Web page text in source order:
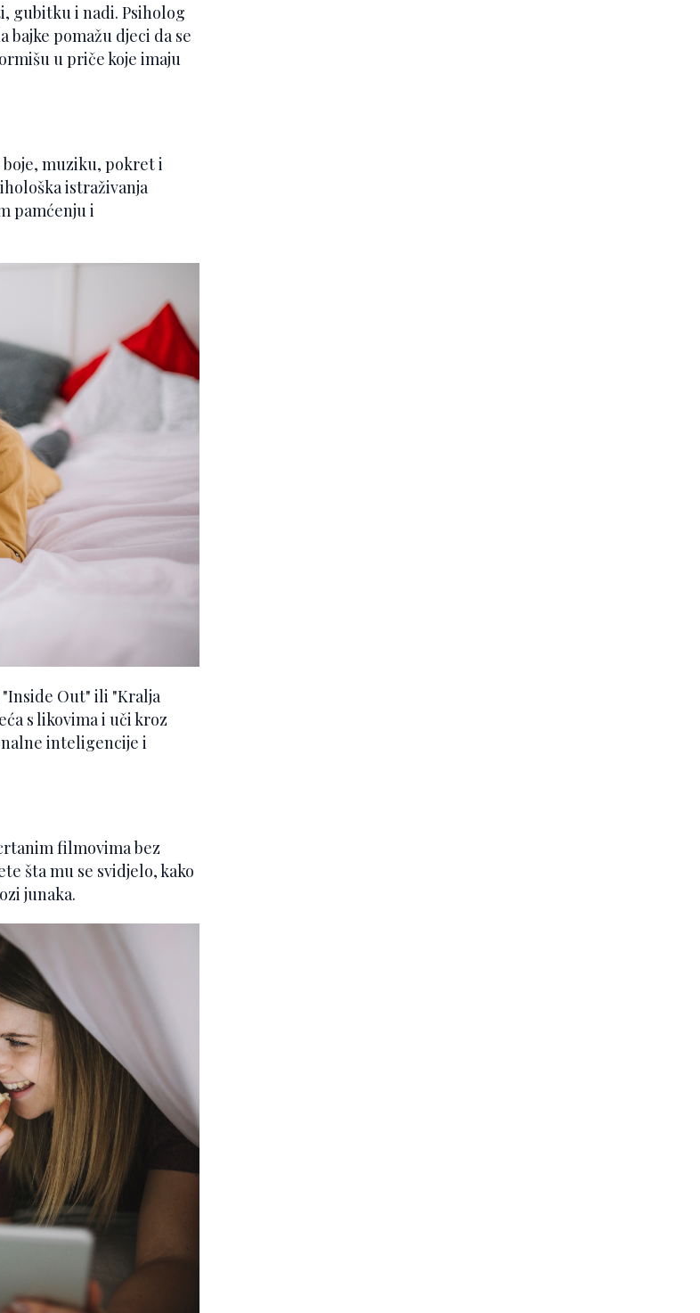
gubitku i nadi. Psiholog
pomažu djeci da se
u priče koje imaju
muziku, pokret i
istraživanja
pamćenju i
Out" ili "Kralja
s likovima i uči kroz
inteligencije i
filmovima bez
šta mu se svidjelo, kako
junaka.